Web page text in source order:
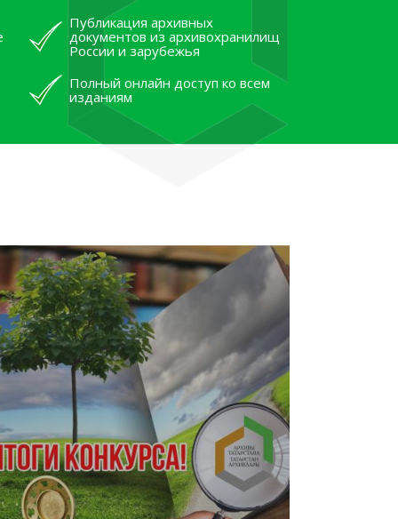
Публикация архивных
документов из архивохранилищ
России и зарубежья
Полный онлайн доступ ко всем
изданиям
рассказали об архивных